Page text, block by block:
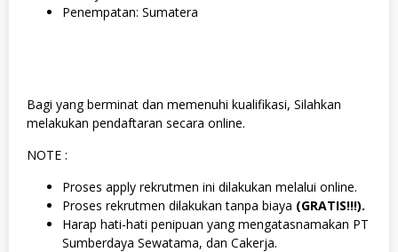
Penempatan: Sumatera
Bagi yang berminat dan memenuhi kualifikasi, Silahkan
melakukan pendaftaran secara online.
NOTE :
Proses apply rekrutmen ini dilakukan melalui online.
Proses rekrutmen dilakukan tanpa biaya (GRATIS!!!).
Harap hati-hati penipuan yang mengatasnamakan PT
Sumberdaya Sewatama, dan Cakerja.